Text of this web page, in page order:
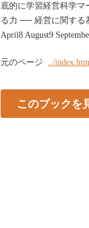
底的に学習経営科学マ
る力 ── 経営に関する
April8 August9
元のページ ../
このブックを